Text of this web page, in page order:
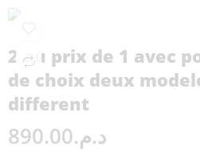
2 au prix de 1 avec
de choix deux
different
د.م.890.00